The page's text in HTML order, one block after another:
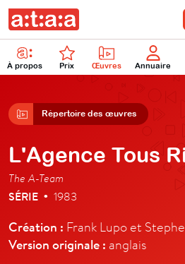
À propos Prix Œuvres Annuaire
Répertoire des œuvres
L'Agence Tous
The A-Team
SÉRIE • 1983
Création : Frank Lupo et
Version originale : anglais